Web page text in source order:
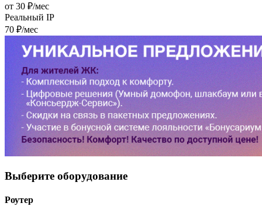
от 30 ₽/мес
Реальный IP
70 ₽/мес
Выберите оборудование
Роутер